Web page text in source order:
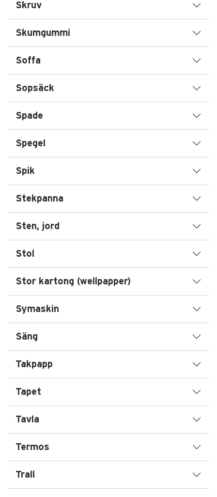
Skruv
Skumgummi
Soffa
Sopsäck
Spade
Spegel
Spik
Stekpanna
Sten, jord
Stol
Stor kartong (wellpapper)
Symaskin
Säng
Takpapp
Tapet
Tavla
Termos
Trall